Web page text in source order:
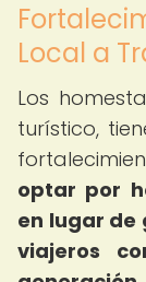
Local a
Los
turístico,
optar por
en lugar de
viajeros